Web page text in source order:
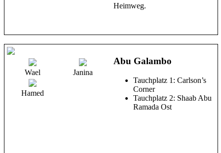
Heimweg.
Wael Janina
Hamed
Abu Galambo
Tauchplatz 1: Carlson’s
Corner
Tauchplatz 2: Shaab Abu
Ramada Ost